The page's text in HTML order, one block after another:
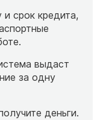
срок кредита,
выдаст
за одну
деньги.